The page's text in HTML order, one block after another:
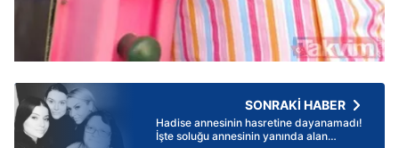
SONRAKİ HABER
Hadise annesinin hasretine dayanamadı!
İşte soluğu annesinin yanında alan